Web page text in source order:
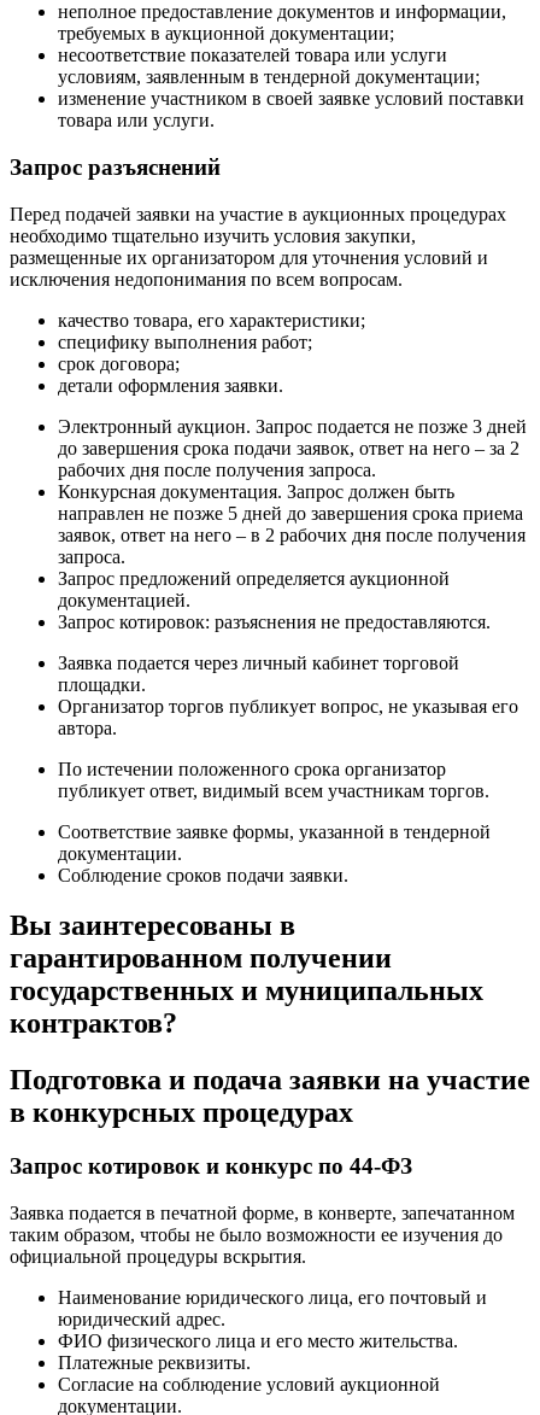
неполное предоставление документов и информации,
требуемых в аукционной документации;
несоответствие показателей товара или услуги
условиям, заявленным в тендерной документации;
изменение участником в своей заявке условий поставки
товара или услуги.
Запрос разъяснений
Перед подачей заявки на участие в аукционных процедурах
необходимо тщательно изучить условия закупки,
размещенные их организатором для уточнения условий и
исключения недопонимания по всем вопросам.
качество товара, его характеристики;
специфику выполнения работ;
срок договора;
детали оформления заявки.
Электронный аукцион. Запрос подается не позже 3 дней
до завершения срока подачи заявок, ответ на него – за 2
рабочих дня после получения запроса.
Конкурсная документация. Запрос должен быть
направлен не позже 5 дней до завершения срока приема
заявок, ответ на него – в 2 рабочих дня после получения
запроса.
Запрос предложений определяется аукционной
документацией.
Запрос котировок: разъяснения не предоставляются.
Заявка подается через личный кабинет торговой
площадки.
Организатор торгов публикует вопрос, не указывая его
автора.
По истечении положенного срока организатор
публикует ответ, видимый всем участникам торгов.
Соответствие заявке формы, указанной в тендерной
документации.
Соблюдение сроков подачи заявки.
Вы заинтересованы в
гарантированном получении
государственных и муниципальных
контрактов?
Подготовка и подача заявки на участие
в конкурсных процедурах
Запрос котировок и конкурс по 44-ФЗ
Заявка подается в печатной форме, в конверте, запечатанном
таким образом, чтобы не было возможности ее изучения до
официальной процедуры вскрытия.
Наименование юридического лица, его почтовый и
юридический адрес.
ФИО физического лица и его место жительства.
Платежные реквизиты.
Согласие на соблюдение условий аукционной
документации.